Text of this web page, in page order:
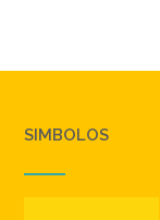
SIMBOLOS